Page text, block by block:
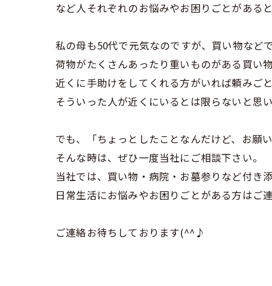
など人それぞれのお悩みやお困りごとがあると
私の母も50代で元気なのですが、買い物など
荷物がたくさんあったり重いものがある買い
近くに手助けをしてくれる方がいれば頼みご
そういった人が近くにいるとは限らないと思い
でも、「ちょっとしたことなんだけど、お願
そんな時は、ぜひ一度当社にご相談下さい。
当社では、買い物・病院・お墓参りなど付き
日常生活にお悩みやお困りごとがある方はご
ご連絡お待ちしております(^^♪